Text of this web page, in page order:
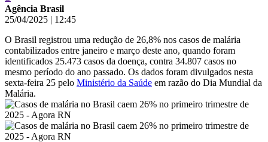
Agência Brasil
25/04/2025 | 12:45
O Brasil registrou uma redução de 26,8% nos casos de malária
contabilizados entre janeiro e março deste ano, quando foram
identificados 25.473 casos da doença, contra 34.807 casos no
mesmo período do ano passado. Os dados foram divulgados nesta
sexta-feira 25 pelo Ministério da Saúde em razão do Dia Mundial da
Malária.